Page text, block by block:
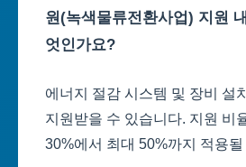
원(녹색물류전환사업) 지원
엇인가요?
에너지 절감 시스템 및 장비 설
지원받을 수 있습니다. 지원 비
30%에서 최대 50%까지 적용